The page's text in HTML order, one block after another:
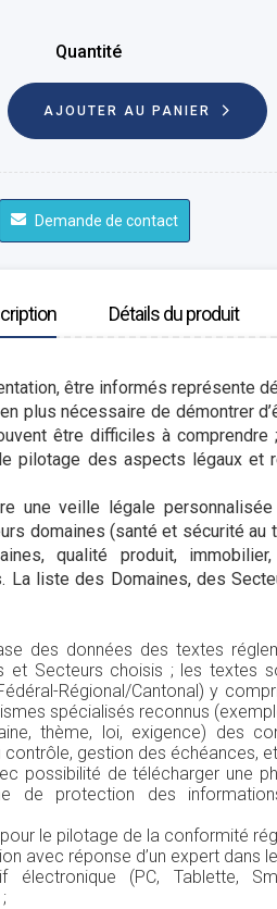
Quantité
AJOUTER AU PANIER
Demande de contact
Détails du produit
être informés représente
plus nécessaire de démontrer
être difficiles à comprendre
pilotage des aspects légaux et
une veille légale
domaines (santé et sécurité au
qualité produit,
La liste des Domaines, des
des données des textes
et Secteurs choisis ; les textes
Régional/Cantonal) y
spécialisés reconnus
thème, loi, exigence) des
gestion des échéances,
possibilité de télécharger une
de protection des
le pilotage de la conformité
avec réponse d’un expert dans
électronique (PC, Tablette,